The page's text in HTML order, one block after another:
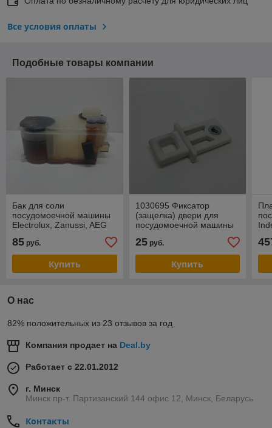
Все условия оплаты
Подобные товары компании
Бак для соли
посудомоечной машины
Electrolux, Zanussi, AEG
1174849008 TYPE 436 17
1D (Разборка)
85 руб.
Купить
1030695 Фиксатор
(защелка) двери для
посудомоечной машины
Korting, Midea, Whirlpool
(Р
25руб.
Купить
О нас
82% положительных из 23 отзывов за год
Компания продает на Deal.by
Работает с 22.01.2012
г. Минск
Минск пр-т. Партизанский 144 офис 12, Минск, Беларусь
Контакты